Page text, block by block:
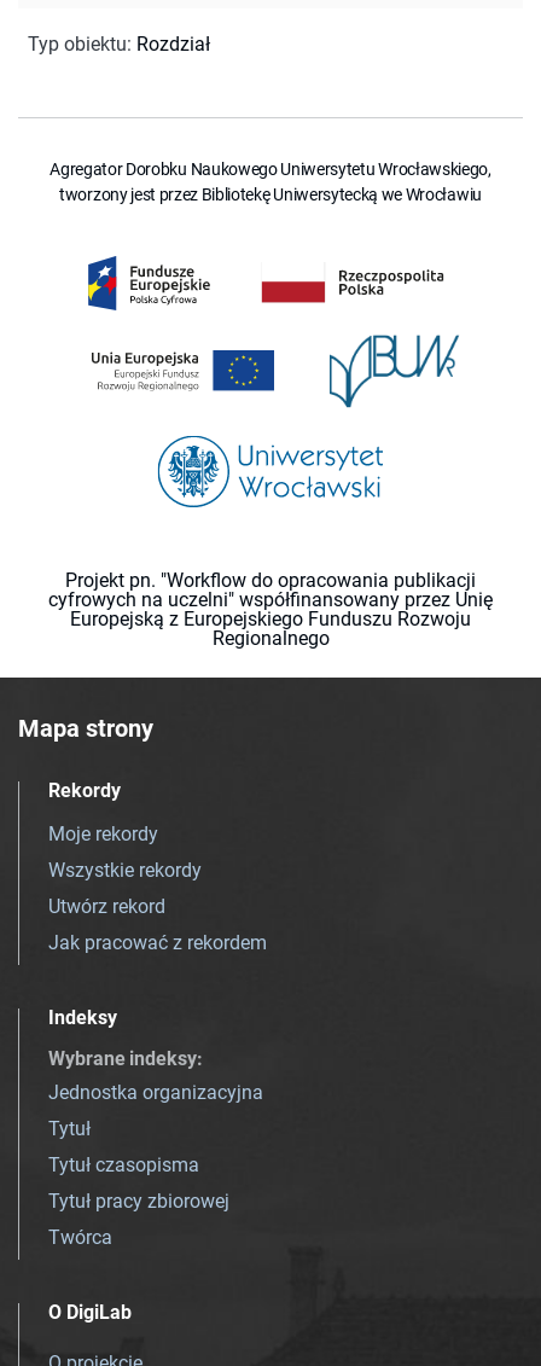
Typ obiektu: Rozdział
Agregator Dorobku Naukowego Uniwersytetu Wrocławskiego,
tworzony jest przez Bibliotekę Uniwersytecką we Wrocławiu
Projekt pn. "Workflow do opracowania publikacji
cyfrowych na uczelni" współfinansowany przez Unię
Europejską z Europejskiego Funduszu Rozwoju
Regionalnego
Mapa strony
Rekordy
Moje rekordy
Wszystkie rekordy
Utwórz rekord
Jak pracować z rekordem
Indeksy
Wybrane indeksy:
Jednostka organizacyjna
Tytuł
Tytuł czasopisma
Tytuł pracy zbiorowej
Twórca
O DigiLab